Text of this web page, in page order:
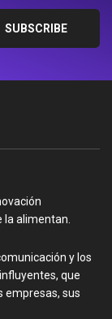
la alimentan.
y los
que
empresas, sus